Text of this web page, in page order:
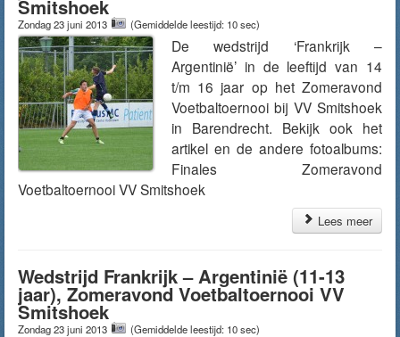
Smitshoek
Zondag 23 juni 2013 (Gemiddelde leestijd: 10 sec)
De wedstrijd ‘Frankrijk –
Argentinië’ in de leeftijd van 14
t/m 16 jaar op het Zomeravond
Voetbaltoernooi bij VV Smitshoek
in Barendrecht. Bekijk ook het
artikel en de andere fotoalbums:
Finales Zomeravond
Voetbaltoernooi VV Smitshoek
Lees meer
Wedstrijd Frankrijk – Argentinië (11-13
jaar), Zomeravond Voetbaltoernooi VV
Smitshoek
Zondag 23 juni 2013 (Gemiddelde leestijd: 10 sec)